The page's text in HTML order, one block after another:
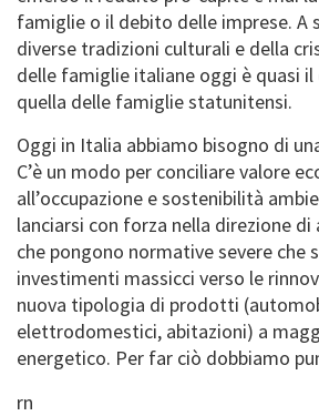
famiglie o il debito delle imprese. A
diverse tradizioni culturali e della
delle famiglie italiane oggi è quasi
quella delle famiglie statunitensi.
Oggi in Italia abbiamo bisogno di
C’è un modo per conciliare valore
all’occupazione e sostenibilità
lanciarsi con forza nella direzione di
che pongono normative severe che
investimenti massicci verso le
nuova tipologia di prodotti
elettrodomestici, abitazioni) a
energetico. Per far ciò dobbiamo
rn